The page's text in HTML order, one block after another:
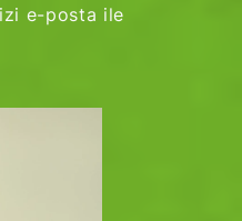
e-posta ile